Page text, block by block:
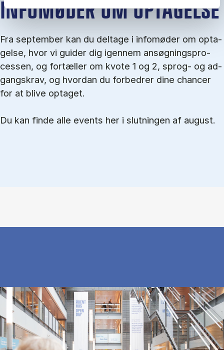
IN­FO­MØ­DER OM OP­TA­GEL­SE
Fra september kan du del­tage i in­fo­mø­der om op­ta­
gel­se, hvor vi gu­i­der dig igen­nem an­søg­nings­pro­
ces­sen, og for­tæl­ler om kvo­te 1 og 2, sprog- og ad­
gangs­krav, og hvordan du forbedrer dine chancer
for at blive optaget.
Du kan finde alle events her i slutningen af august.